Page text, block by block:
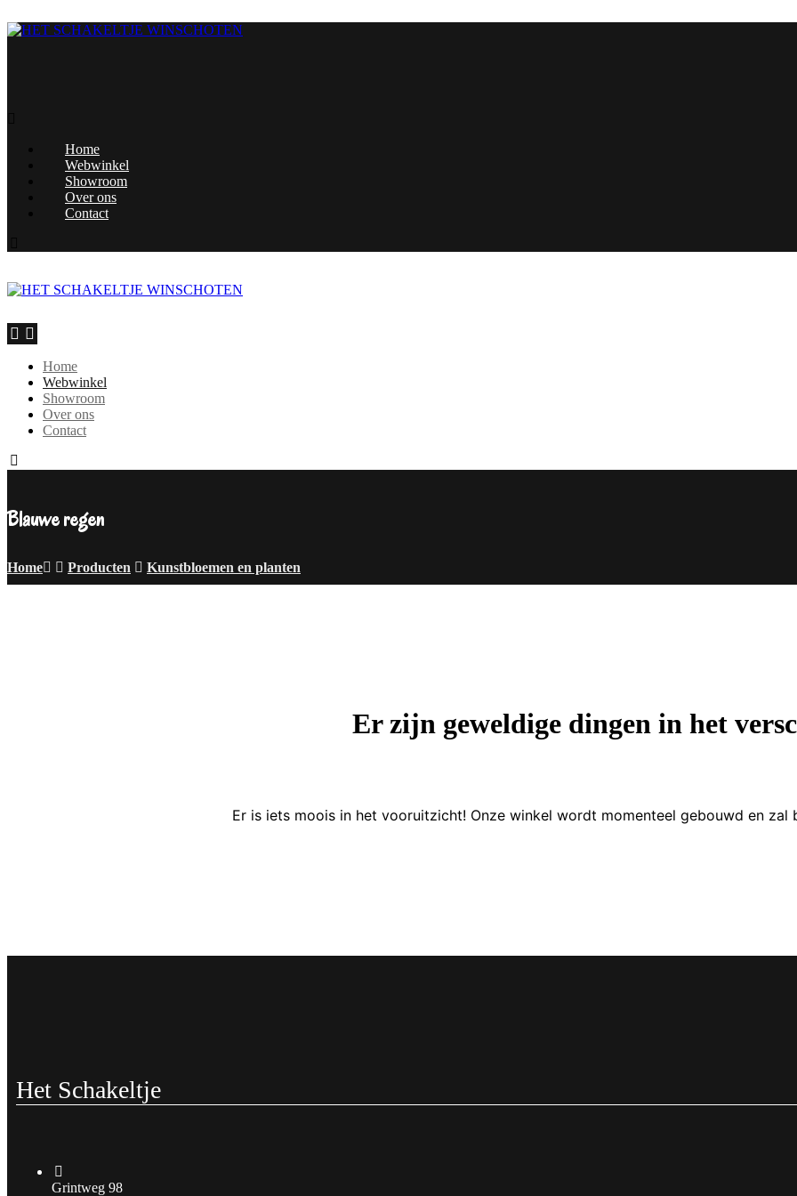
Home
Webwinkel
Showroom
Over ons
Contact
Home
Webwinkel
Showroom
Over ons
Contact
Blauwe regen
Home Producten Kunstbloemen en planten
Er zijn geweldige dingen in het
Er is iets moois in het vooruitzicht! Onze winkel wordt momenteel gebouwd en zal
Het Schakeltje
Grintweg 98